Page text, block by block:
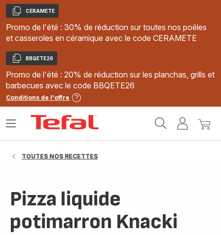
Copier
CERAMETE
Promo de l'été : 30% de réduction sur toutes nos poêles
et casseroles en céramique avec le code CERAMETE
Copier
BBQETE26
Promo de l'été : 20% de réduction sur les planchas, grills et
barbecues avec le code BBQETE26
Conditions de l'offre
MonMon
Ouvrir
TOUTES NOS RECETTES
Pizza liquide
potimarron Knacki